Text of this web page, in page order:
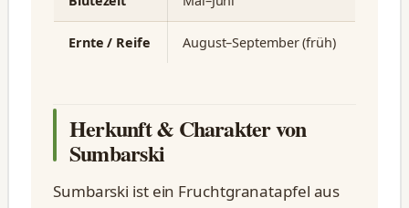
Ernte / Reife August–September (früh)
Herkunft & Charakter von
Sumbarski
Sumbarski ist ein Fruchtgranatapfel aus